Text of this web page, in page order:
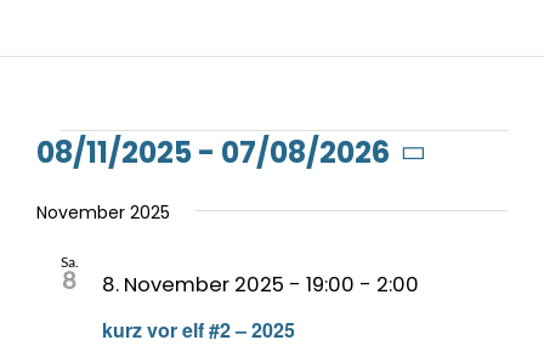
Veranstaltungen
08/11/2025 - 07/08/2026
wählen.
November 2025
Sa.
8
kurz vor elf #2 – 2025
8. November 2025 - 19:00 - 2:00